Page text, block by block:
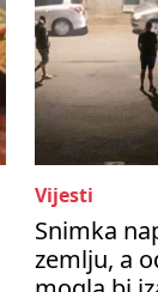
Vijesti
Snimka
zemlju, a